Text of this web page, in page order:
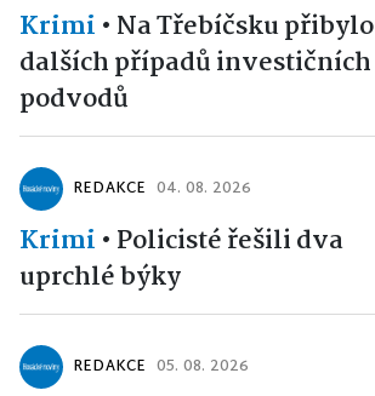
Krimi • Na Třebíčsku přibylo
dalších případů investičních
podvodů
REDAKCE 04. 08. 2026
Krimi • Policisté řešili dva
uprchlé býky
REDAKCE 05. 08. 2026